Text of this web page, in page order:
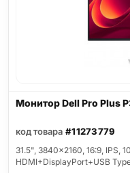
Монитор Dell Pro Plus
код товара #11273779
31.5", 3840x2160, 16:9, IPS,
HDMI+DisplayPort+USB